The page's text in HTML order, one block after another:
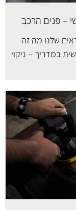
– פנים הרכב
שלנו מה זה
במדריך – ניקוי